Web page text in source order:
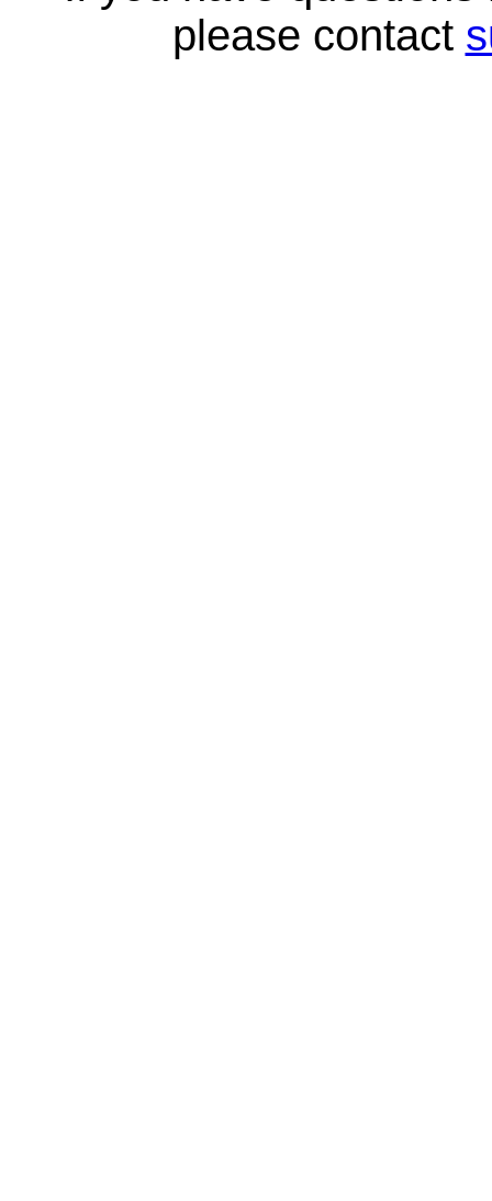
please contact